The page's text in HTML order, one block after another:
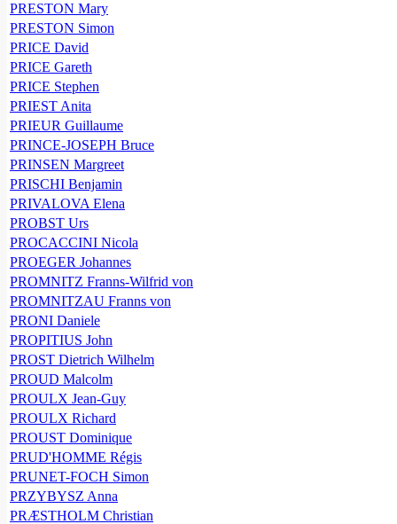
PRESTON Mary
PRESTON Simon
PRICE David
PRICE Gareth
PRICE Stephen
PRIEST Anita
PRIEUR Guillaume
PRINCE-JOSEPH Bruce
PRINSEN Margreet
PRISCHI Benjamin
PRIVALOVA Elena
PROBST Urs
PROCACCINI Nicola
PROEGER Johannes
PROMNITZ Franns-Wilfrid von
PROMNITZAU Franns von
PRONI Daniele
PROPITIUS John
PROST Dietrich Wilhelm
PROUD Malcolm
PROULX Jean-Guy
PROULX Richard
PROUST Dominique
PRUD'HOMME Régis
PRUNET-FOCH Simon
PRZYBYSZ Anna
PRÆSTHOLM Christian